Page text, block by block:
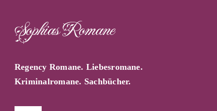
springenSophias Romane
Regency Romane. Liebesromane.
Kriminalromane. Sachbücher.